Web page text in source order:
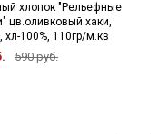
хлопок "Рельефные
цв.оливковый хаки,
100%, 110гр/м.кв
590 руб.